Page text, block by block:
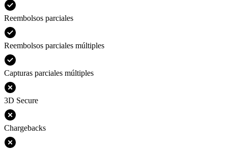
Reembolsos parciales
Reembolsos parciales múltiples
Capturas parciales múltiples
3D Secure
Chargebacks